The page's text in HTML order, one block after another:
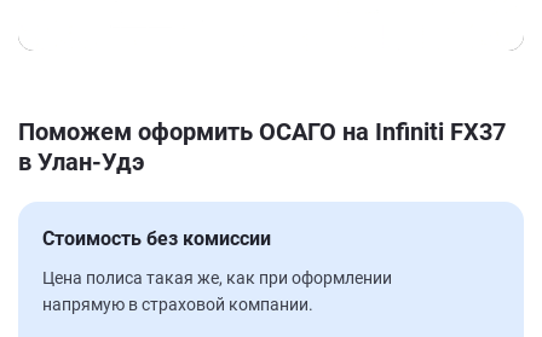
Поможем оформить ОСАГО на Infiniti FX37
в Улан-Удэ
Стоимость без комиссии
Цена полиса такая же, как при оформлении
напрямую в страховой компании.